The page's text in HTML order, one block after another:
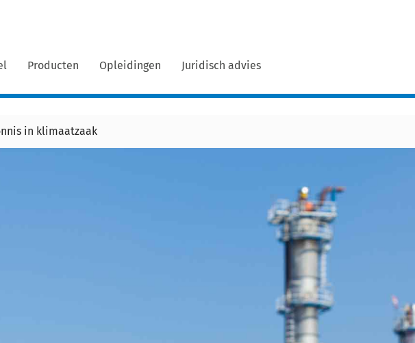
Producten Opleidingen Juridisch advies
in klimaatzaak